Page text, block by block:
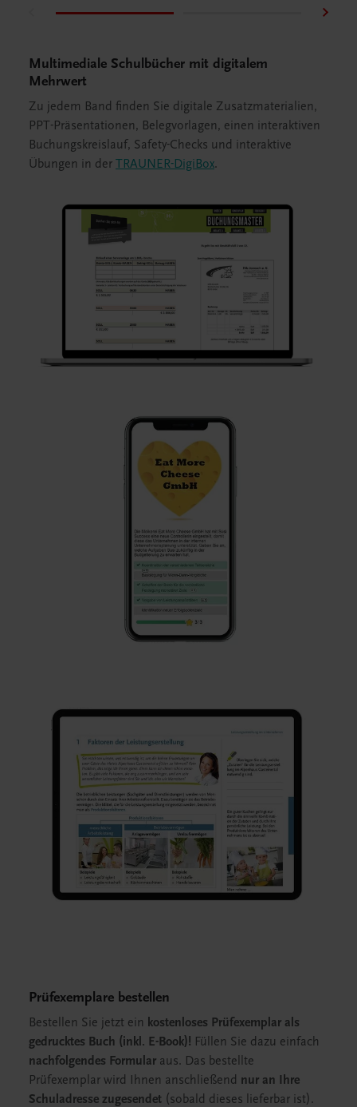
Multimediale Schulbücher mit digitalem
Mehrwert
Zu jedem Band finden Sie digitale Zusatzmaterialien,
PPT-Präsentationen, Belegvorlagen, einen interaktiven
Buchungskreislauf, Safety-Checks und interaktive
Übungen in der TRAUNER-DigiBox.
Prüfexemplare bestellen
Bestellen Sie jetzt ein kostenloses Prüfexemplar als
gedrucktes Buch (inkl. E-Book)! Füllen Sie dazu einfach
nachfolgendes Formular aus. Das bestellte
Prüfexemplar wird Ihnen anschließend nur an Ihre
Schuladresse zugesendet (sobald dieses lieferbar ist).